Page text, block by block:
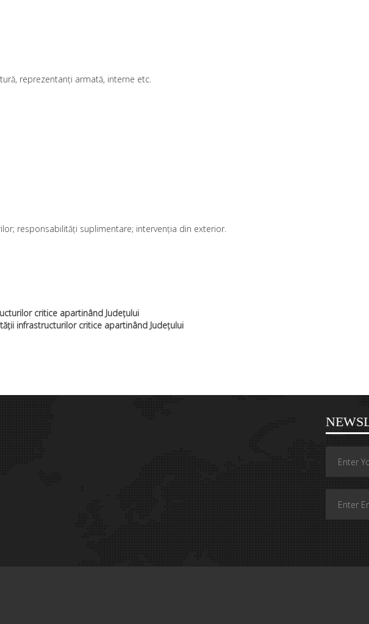
reprezentanți armată, interne etc.
responsabilități suplimentare; intervenția din exterior.
critice apartinând Județului
infrastructurilor critice apartinând Județului